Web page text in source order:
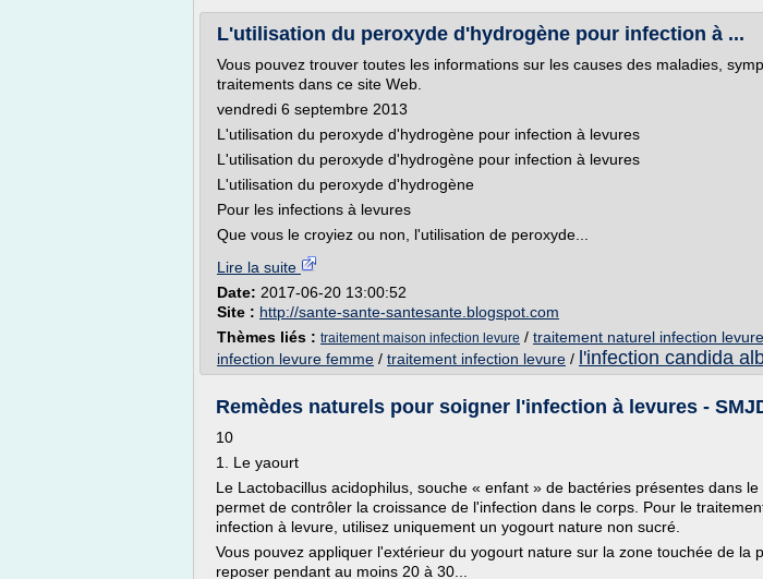
L'utilisation du peroxyde d'hydrogène pour infection à ...
Vous pouvez trouver toutes les informations sur les causes des maladies,
traitements dans ce site Web.
vendredi 6 septembre 2013
L'utilisation du peroxyde d'hydrogène pour infection à levures
L'utilisation du peroxyde d'hydrogène pour infection à levures
L'utilisation du peroxyde d'hydrogène
Pour les infections à levures
Que vous le croyiez ou non, l'utilisation de peroxyde...
Lire la suite
Date: 2017-06-20 13:00:52
Site : http://sante-sante-santesante.blogspot.com
Thèmes liés : traitement maison infection levure / traitement naturel infection levure
infection levure femme / traitement infection levure / l'infection candida
Remèdes naturels pour soigner l'infection à levures -
10
1. Le yaourt
Le Lactobacillus acidophilus, souche « enfant » de bactéries présentes dans le
permet de contrôler la croissance de l'infection dans le corps. Pour le
infection à levure, utilisez uniquement un yogourt nature non sucré.
Vous pouvez appliquer l'extérieur du yogourt nature sur la zone touchée de la
reposer pendant au moins 20 à 30...